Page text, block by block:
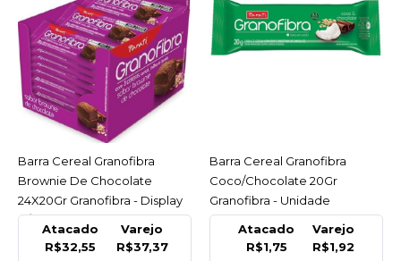
Barra Cereal Granofibra
Brownie De Chocolate
20Gr
COMPARAR
LISTA DE DESEJO
GRANOFIBRA
ACESSAR
Barra Cereal Granofibra
Brownie De Chocolate
24X20Gr Granofibra - Display
C/24 Un
Atacado
R$32,55
Varejo
R$37,37
ACESSAR
Barra Cereal Granofibra
Coco/Chocolate 20Gr
Granofibra - Unidade
Atacado
R$1,75
Varejo
R$1,92